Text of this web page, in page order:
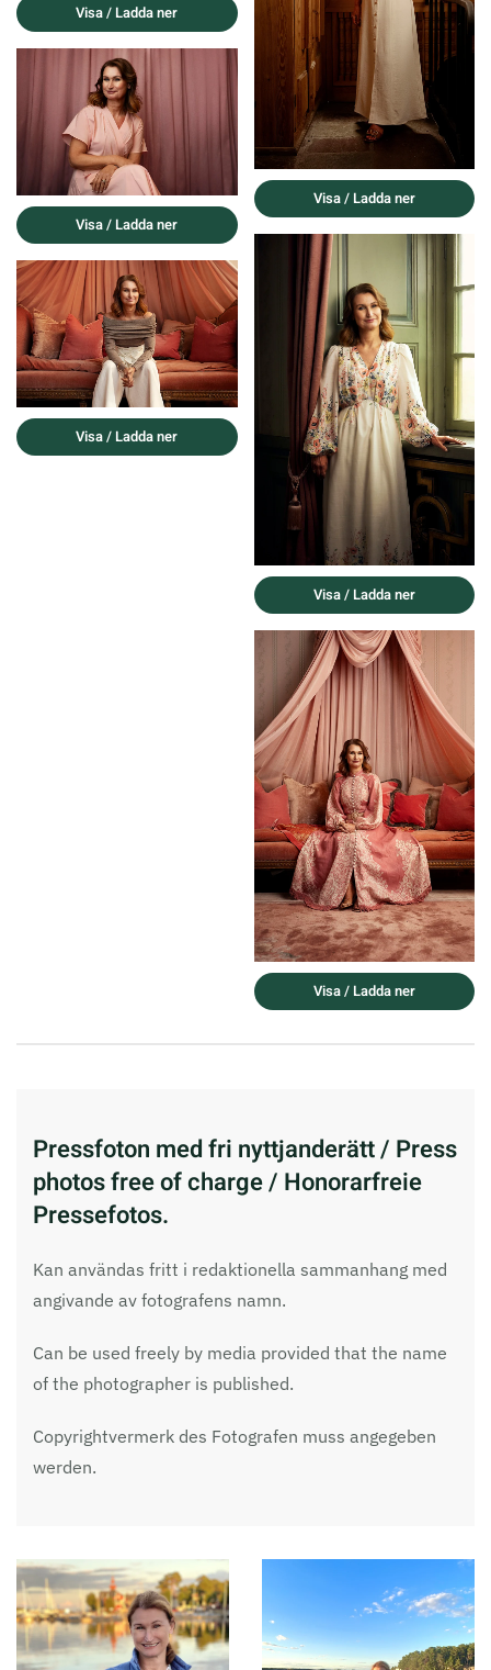
Visa / Ladda ner
Visa / Ladda ner
Visa / Ladda ner
Visa / Ladda ner
Visa / Ladda ner
Visa / Ladda ner
Pressfoton med fri nyttjanderätt / Press
photos free of charge / Honorarfreie
Pressefotos.
Kan användas fritt i redaktionella sammanhang med
angivande av fotografens namn.
Can be used freely by media provided that the name
of the photographer is published.
Copyrightvermerk des Fotografen muss angegeben
werden.